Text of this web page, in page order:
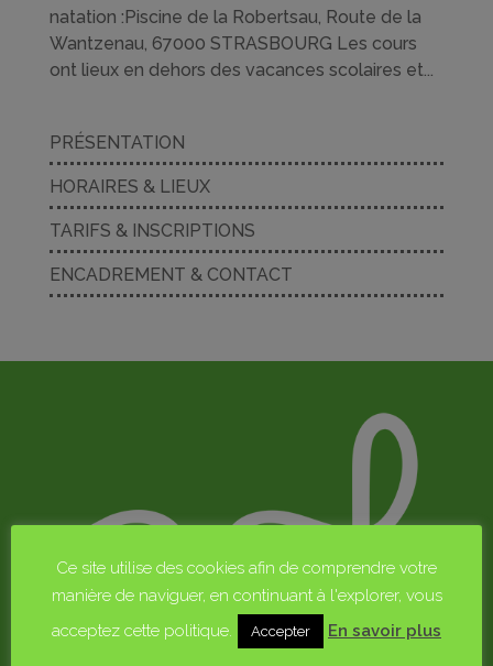
natation :Piscine de la Robertsau, Route de la
Wantzenau, 67000 STRASBOURG Les cours
ont lieux en dehors des vacances scolaires et...
PRÉSENTATION
HORAIRES & LIEUX
TARIFS & INSCRIPTIONS
ENCADREMENT & CONTACT
Ce site utilise des cookies afin de comprendre votre
manière de naviguer, en continuant à l'explorer, vous
acceptez cette politique.
Accepter En savoir plus